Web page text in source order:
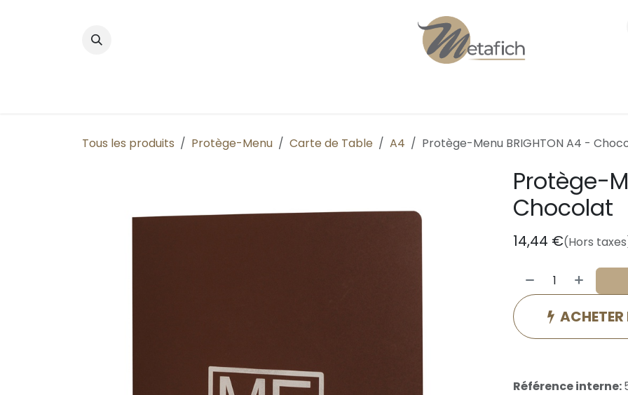
Tous les produits Protège-Menu Carte de Table A4 Protège-Menu BRIGHTON A4 -
Protège-
Chocolat
14,44 €(Hors
Référence interne: